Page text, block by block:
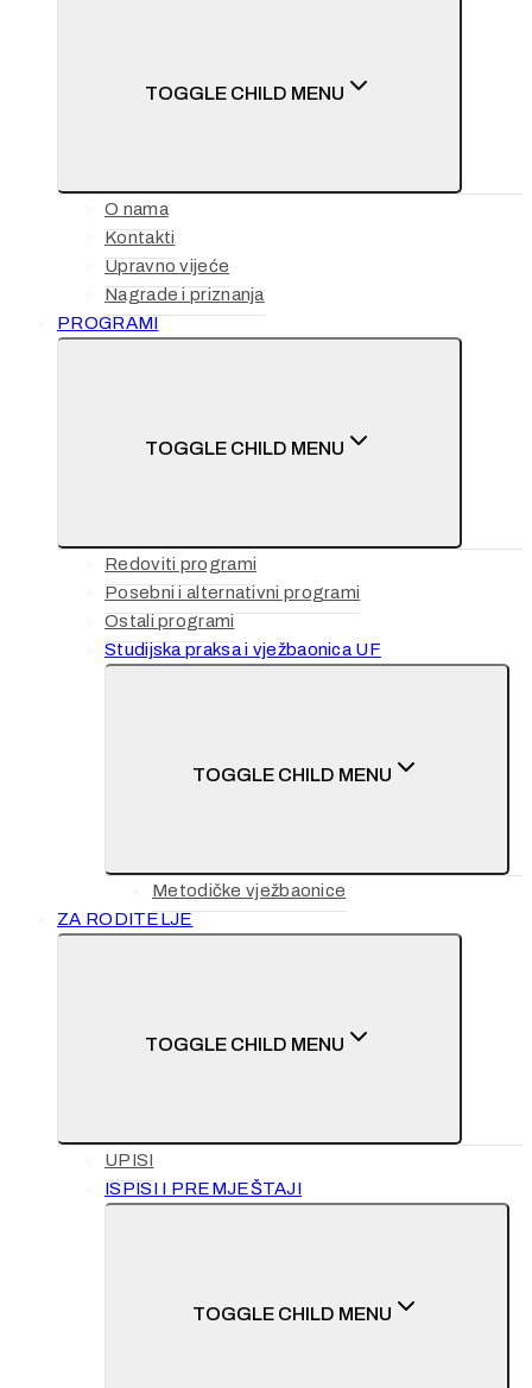
TOGGLE CHILD MENU
O nama
Kontakti
Upravno vijeće
Nagrade i priznanja
PROGRAMI
TOGGLE CHILD MENU
Redoviti programi
Posebni i alternativni programi
Ostali programi
Studijska praksa i vježbaonica UF
TOGGLE CHILD MENU
Metodičke vježbaonice
ZA RODITELJE
TOGGLE CHILD MENU
UPISI
ISPISI I PREMJEŠTAJI
TOGGLE CHILD MENU